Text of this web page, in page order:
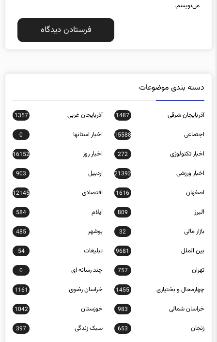
می‌نویسم.
دسته بندی موضوعات
آذربایجان شرقی 1487 آذربایجان غربی 1357
اجتماعی 15588 اخبار استانها 0
اخبار تکنولوژی 272 اخبار روز 16152
اخبار ورزشی 21392 اردبیل 903
اصفهان 1616 اقتصادی 12145
البرز 809 ایلام 584
بازار مالی 32 بوشهر 485
بین الملل 9681 تبلیغات 54
تهران 757 چند رسانه ای 0
چهارمحال و بختیاری 1455 خراسان رضوی 1161
خراسان شمالی 983 خوزستان 1042
زنجان 653 سبک زندگی 397